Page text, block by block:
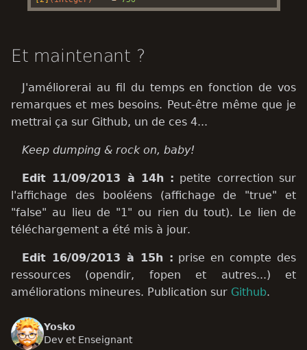
Yosko
Dev et Enseignant
Et maintenant ?
J'améliorerai au fil du temps en fonction de vos
remarques et mes besoins. Peut-être même que je
mettrai ça sur Github, un de ces 4...
Keep dumping & rock on, baby!
Edit 11/09/2013 à 14h : petite correction sur
l'affichage des booléens (affichage de "true" et
"false" au lieu de "1" ou rien du tout). Le lien de
téléchargement a été mis à jour.
Edit 16/09/2013 à 15h : prise en compte des
ressources (opendir, fopen et autres...) et
améliorations mineures. Publication sur Github.